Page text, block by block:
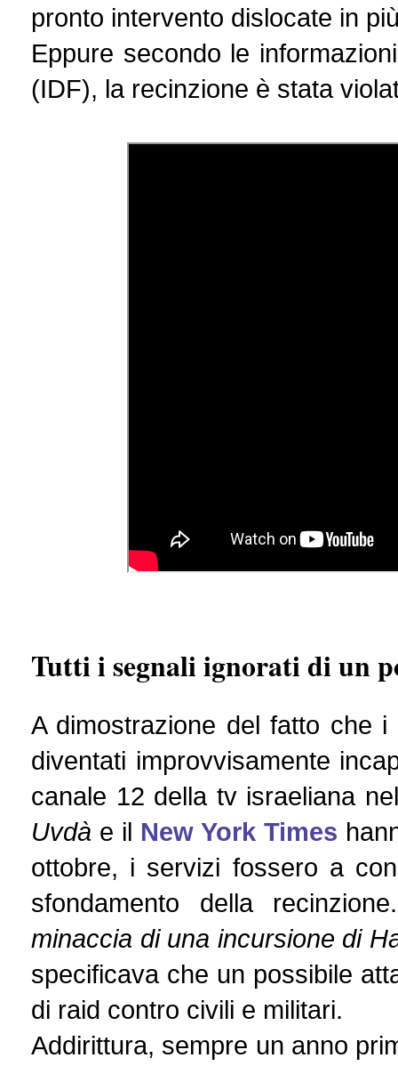
pronto intervento dislocate in
Eppure secondo le
(IDF), la recinzione è stata
Tutti i segnali ignorati di un
A dimostrazione del fatto che
diventati improvvisamente
canale 12 della tv israeliana
Uvdà e il New York Times
ottobre, i servizi fossero a
sfondamento della
minaccia di una incursione di
specificava che un possibile
di raid contro civili e militari.
Addirittura, sempre un anno